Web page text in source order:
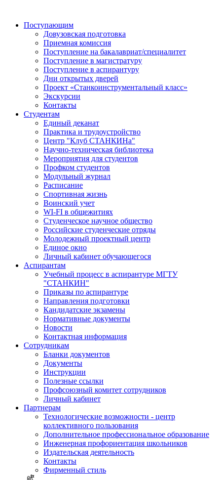
Поступающим
Довузовская подготовка
Приемная комиссия
Поступление на бакалавриат/специалитет
Поступление в магистратуру
Поступление в аспирантуру
Дни открытых дверей
Проект «Станкоинструментальный класс»
Экскурсии
Контакты
Студентам
Единый деканат
Практика и трудоустройство
Центр "Клуб СТАНКИНа"
Научно-техническая библиотека
Мероприятия для студентов
Профком студентов
Модульный журнал
Расписание
Спортивная жизнь
Воинский учет
WI-FI в общежитиях
Студенческое научное общество
Российские студенческие отряды
Молодежный проектный центр
Единое окно
Личный кабинет обучающегося
Аспирантам
Учебный процесс в аспирантуре МГТУ
"СТАНКИН"
Приказы по аспирантуре
Направления подготовки
Кандидатские экзамены
Нормативные документы
Новости
Контактная информация
Сотрудникам
Бланки документов
Документы
Инструкции
Полезные ссылки
Профсоюзный комитет сотрудников
Личный кабинет
Партнерам
Технологические возможности - центр
коллективного пользования
Дополнительное профессиональное образование
Инженерная профориентация школьников
Издательская деятельность
Контакты
Фирменный стиль